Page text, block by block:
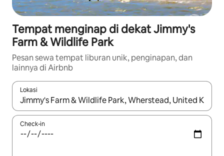
Tempat menginap di dekat Jimmy's
Farm & Wildlife Park
Pesan sewa tempat liburan unik, penginapan, dan
lainnya di Airbnb
Lokasi
Jika hasil yang dicari tersedia, telusuri dengan tombol panah
Check-in